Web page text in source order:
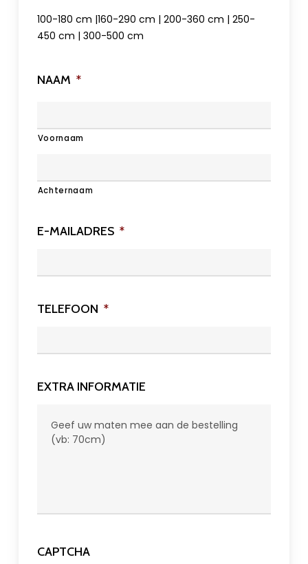
100-180 cm |160-290 cm | 200-360 cm | 250-
450 cm | 300-500 cm
NAAM *
Voornaam
Achternaam
E-MAILADRES *
TELEFOON *
EXTRA INFORMATIE
CAPTCHA